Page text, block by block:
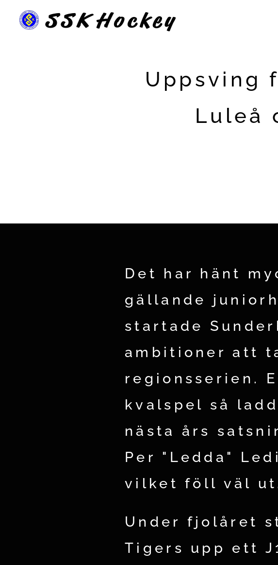
SSKHockey
Uppsving
Luleå
Det har hänt
gällande
startade
ambitioner att
regionsserien.
kvalspel så
nästa års
Per "Ledda"
vilket föll väl
Under fjolåret
Tigers upp ett